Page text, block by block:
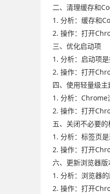
二、清理缓存和
1. 分析：缓存和
2. 操作：打开
三、优化启动项
1. 分析：启动项
2. 操作：打开
四、使用轻量级主
1. 分析：Chrome
2. 操作：打开
五、关闭不必要的
1. 分析：标签页
2. 操作：打开
六、更新浏览器版
1. 分析：浏览器
2. 操作：打开